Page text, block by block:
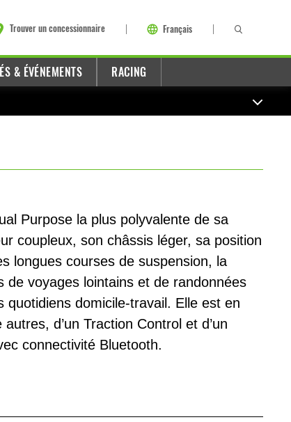
Trouver un concessionnaire Français
& ÉVÉNEMENTS RACING
Purpose la plus polyvalente de sa
coupleux, son châssis léger, sa position
longues courses de suspension, la
de voyages lointains et de randonnées
quotidiens domicile-travail. Elle est en
d’un Traction Control et d’un
connectivité Bluetooth.